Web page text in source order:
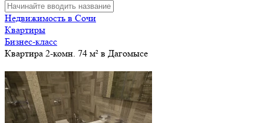
Недвижимость в Сочи
Квартиры
Бизнес-класс
Квартира 2-комн. 74 м² в Дагомысе